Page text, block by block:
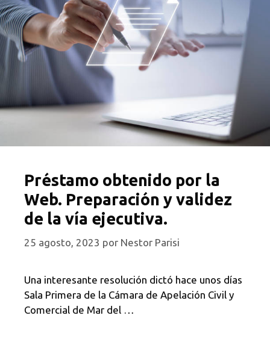
Préstamo obtenido por la
Web. Preparación y validez
de la vía ejecutiva.
25 agosto, 2023 por Nestor Parisi
Una interesante resolución dictó hace unos días
Sala Primera de la Cámara de Apelación Civil y
Comercial de Mar del …